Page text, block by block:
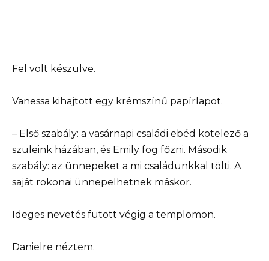
Fel volt készülve.
Vanessa kihajtott egy krémszínű papírlapot.
– Első szabály: a vasárnapi családi ebéd kötelező a
szüleink házában, és Emily fog főzni. Második
szabály: az ünnepeket a mi családunkkal tölti. A
saját rokonai ünnepelhetnek máskor.
Ideges nevetés futott végig a templomon.
Danielre néztem.